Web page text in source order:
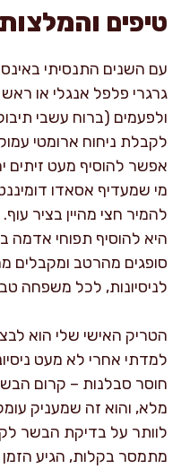
טיפים והמלצות
עם השנים התנסיתי
גרגרי פלפל אנגלי או
ולפעמים (ברוח עשבי
לקבלת ניחוח ארומטי
אפשר להוסיף מעט זיתים
מי שמעדיף אסאדו
להמיר חצי מהיין בציר
היא להוסיף תפוחי אדמה
סופגים מהרטב ומקבלים
לניסיונות, לכל משפחה
הטריק האישי שלי הוא
למדתי אחרי לא מעט
חוסר סבלנות – קרום
מלא, והוא זה שמעניק
לוותר על בדיקת הבשר
מתמסר בקלות, הגיע הזמן